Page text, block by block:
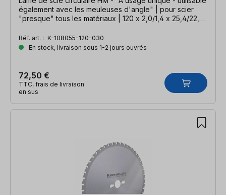
également avec les meuleuses d'angle" | pour scier
"presque" tous les matériaux | 120 x 2,0/1,4 x 25,4/22,23
Réf. art. : K-108055-120-030
En stock, livraison sous 1-2 jours ouvrés
72,50 €
TTC, frais de livraison
en sus